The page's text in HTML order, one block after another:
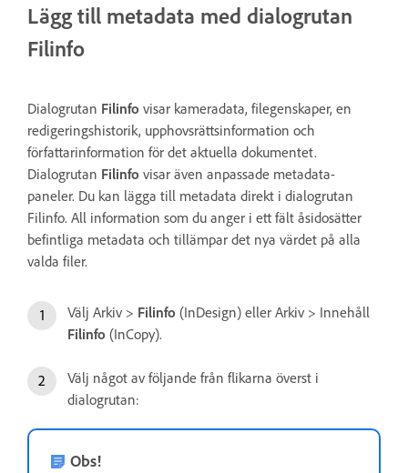
Lägg till metadata med dialogrutan
Filinfo
Dialogrutan Filinfo visar kameradata, filegenskaper, en
redigeringshistorik, upphovsrättsinformation och
författarinformation för det aktuella dokumentet.
Dialogrutan Filinfo visar även anpassade metadata-
paneler. Du kan lägga till metadata direkt i dialogrutan
Filinfo. All information som du anger i ett fält åsidosätter
befintliga metadata och tillämpar det nya värdet på alla
valda filer.
Välj Arkiv > Filinfo (InDesign) eller Arkiv > Innehåll
Filinfo (InCopy).
Välj något av följande från flikarna överst i
dialogrutan:
Obs!